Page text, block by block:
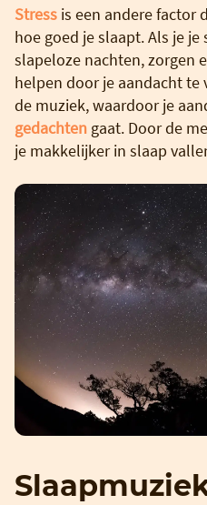
Stress is een andere factor
hoe goed je slaapt. Als je
slapeloze nachten, zorgen
helpen door je aandacht te
de muziek, waardoor je
gedachten gaat. Door de
je makkelijker in slaap